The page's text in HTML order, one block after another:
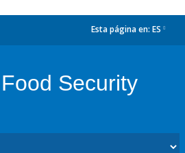
Esta página en: ES
Security